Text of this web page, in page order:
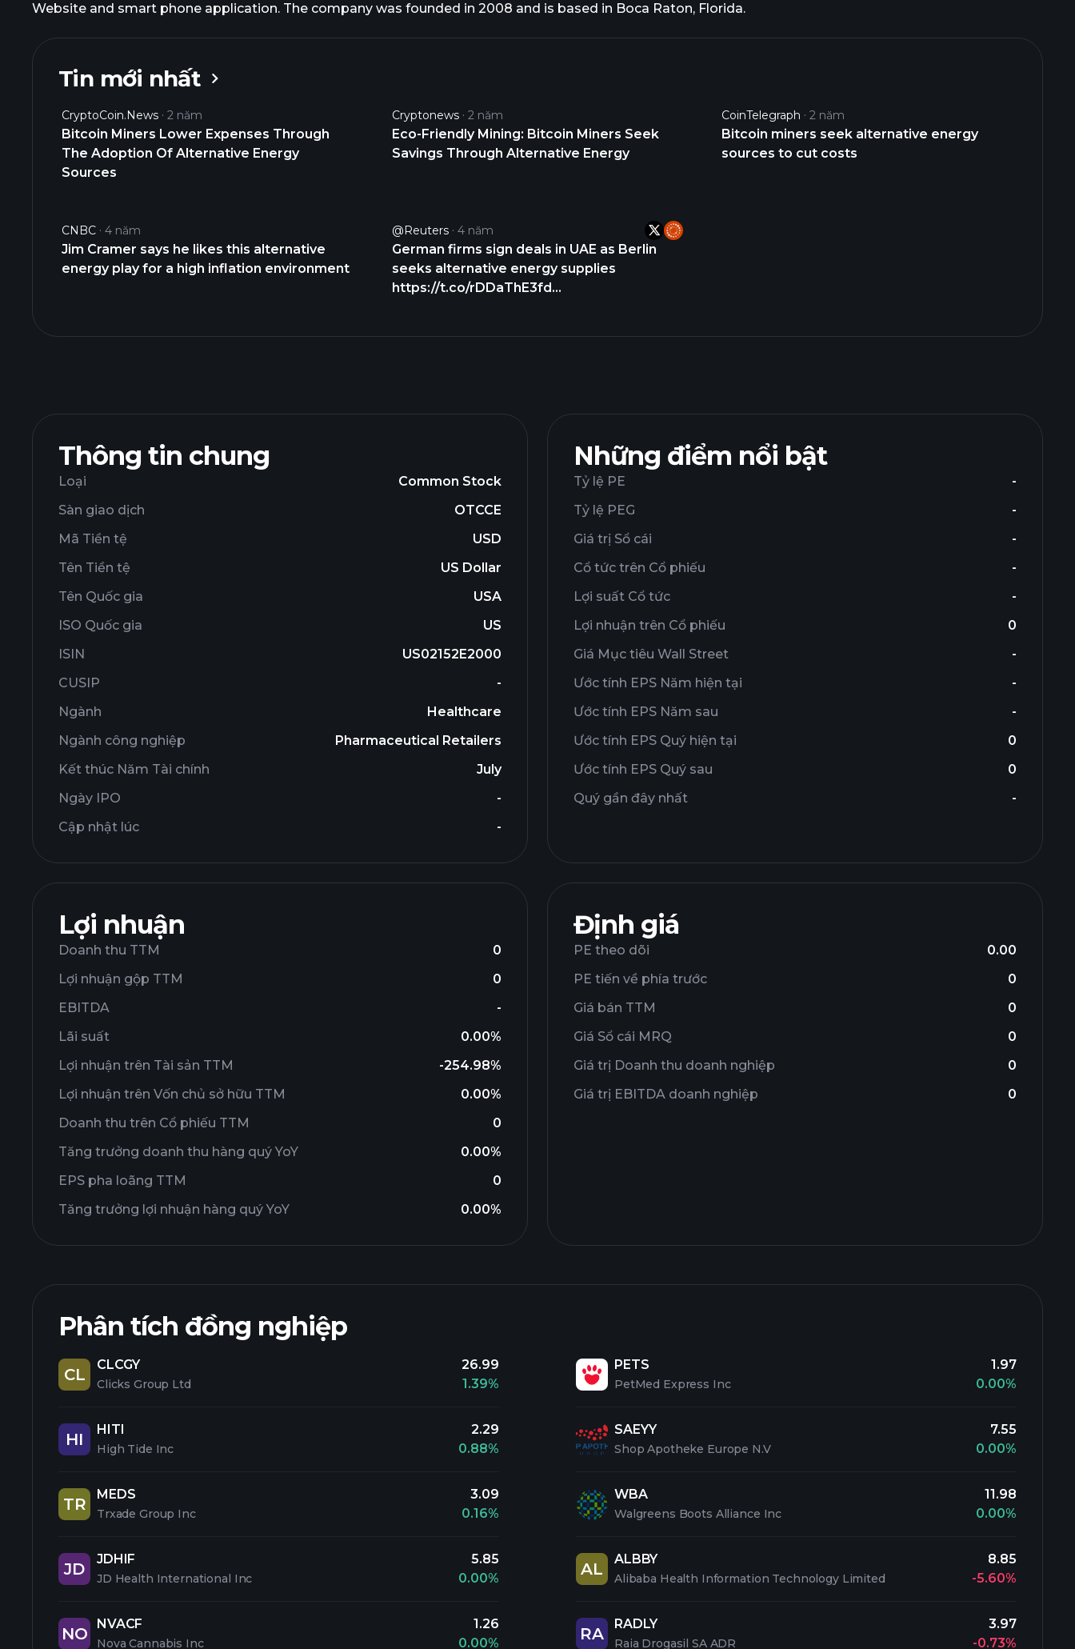
Tin mới nhất
CryptoCoin.News 2 năm
Bitcoin Miners Lower Expenses Through
The Adoption Of Alternative Energy
Sources
Cryptonews 2 năm
Eco-Friendly Mining: Bitcoin Miners Seek
Savings Through Alternative Energy
CoinTelegraph 2 năm
Bitcoin miners seek alternative energy
sources to cut costs
CNBC 4 năm
Jim Cramer says he likes this alternative
energy play for a high inflation environment
@Reuters 4 năm
German firms sign deals in UAE as Berlin
seeks alternative energy supplies
https://t.co/rDDaThE3fd
Website and smart phone application. The company was founded in 2008 and is based in Boca Raton, Florida.
Thông tin chung
Loại
Common Stock
Sàn giao dịch
OTCCE
Mã Tiền tệ
USD
Tên Tiền tệ
US Dollar
Tên Quốc gia
USA
ISO Quốc gia
US
ISIN
US02152E2000
CUSIP
-
Ngành
Healthcare
Ngành công nghiệp
Pharmaceutical Retailers
Kết thúc Năm Tài chính
July
Ngày IPO
-
Cập nhật lúc
-
Những điểm nổi bật
Tỷ lệ PE
-
Tỷ lệ PEG
-
Giá trị Sổ cái
-
Cổ tức trên Cổ phiếu
-
Lợi suất Cổ tức
-
Lợi nhuận trên Cổ phiếu
0
Giá Mục tiêu Wall Street
-
Ước tính EPS Năm hiện tại
-
Ước tính EPS Năm sau
-
Ước tính EPS Quý hiện tại
0
Ước tính EPS Quý sau
0
Quý gần đây nhất
-
Lợi nhuận
Doanh thu TTM
0
Lợi nhuận gộp TTM
0
EBITDA
-
Lãi suất
0.00%
Lợi nhuận trên Tài sản TTM
-254.98%
Lợi nhuận trên Vốn chủ sở hữu TTM
0.00%
Doanh thu trên Cổ phiếu TTM
0
Tăng trưởng doanh thu hàng quý YoY
0.00%
EPS pha loãng TTM
0
Tăng trưởng lợi nhuận hàng quý YoY
0.00%
Định giá
PE theo dõi
0.00
PE tiến về phía trước
0
Giá bán TTM
0
Giá Sổ cái MRQ
0
Giá trị Doanh thu doanh nghiệp
0
Giá trị EBITDA doanh nghiệp
0
Phân tích đồng nghiệp
CL
CLCGY
Clicks Group Ltd
26.99
1.39%
HI
HITI
High Tide Inc
2.29
0.88%
TR
MEDS
Trxade Group Inc
3.09
0.16%
JD
JDHIF
JD Health International Inc
5.85
0.00%
NO
NVACF
Nova Cannabis Inc
1.26
0.00%
PETS
PetMed Express Inc
1.97
0.00%
SAEYY
Shop Apotheke Europe N.V
7.55
0.00%
WBA
Walgreens Boots Alliance Inc
11.98
0.00%
AL
ALBBY
Alibaba Health Information Technology Limited
8.85
-5.60%
RA
RADLY
Raia Drogasil SA ADR
3.97
-0.73%